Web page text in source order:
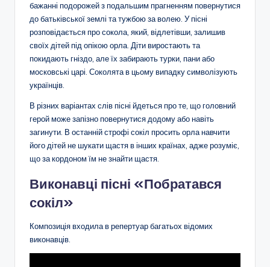
бажанні подорожей з подальшим прагненням повернутися
до батьківської землі та тужбою за волею. У пісні
розповідається про сокола, який, відлетівши, залишив
своїх дітей під опікою орла. Діти виростають та
покидають гніздо, але їх забирають турки, пани або
московські царі. Соколята в цьому випадку символізують
українців.
В різних варіантах слів пісні йдеться про те, що головний
герой може запізно повернутися додому або навіть
загинути. В останній строфі сокіл просить орла навчити
його дітей не шукати щастя в інших країнах, адже розуміє,
що за кордоном їм не знайти щастя.
Виконавці пісні «Побратався
сокіл»
Композиція входила в репертуар багатьох відомих
виконавців.